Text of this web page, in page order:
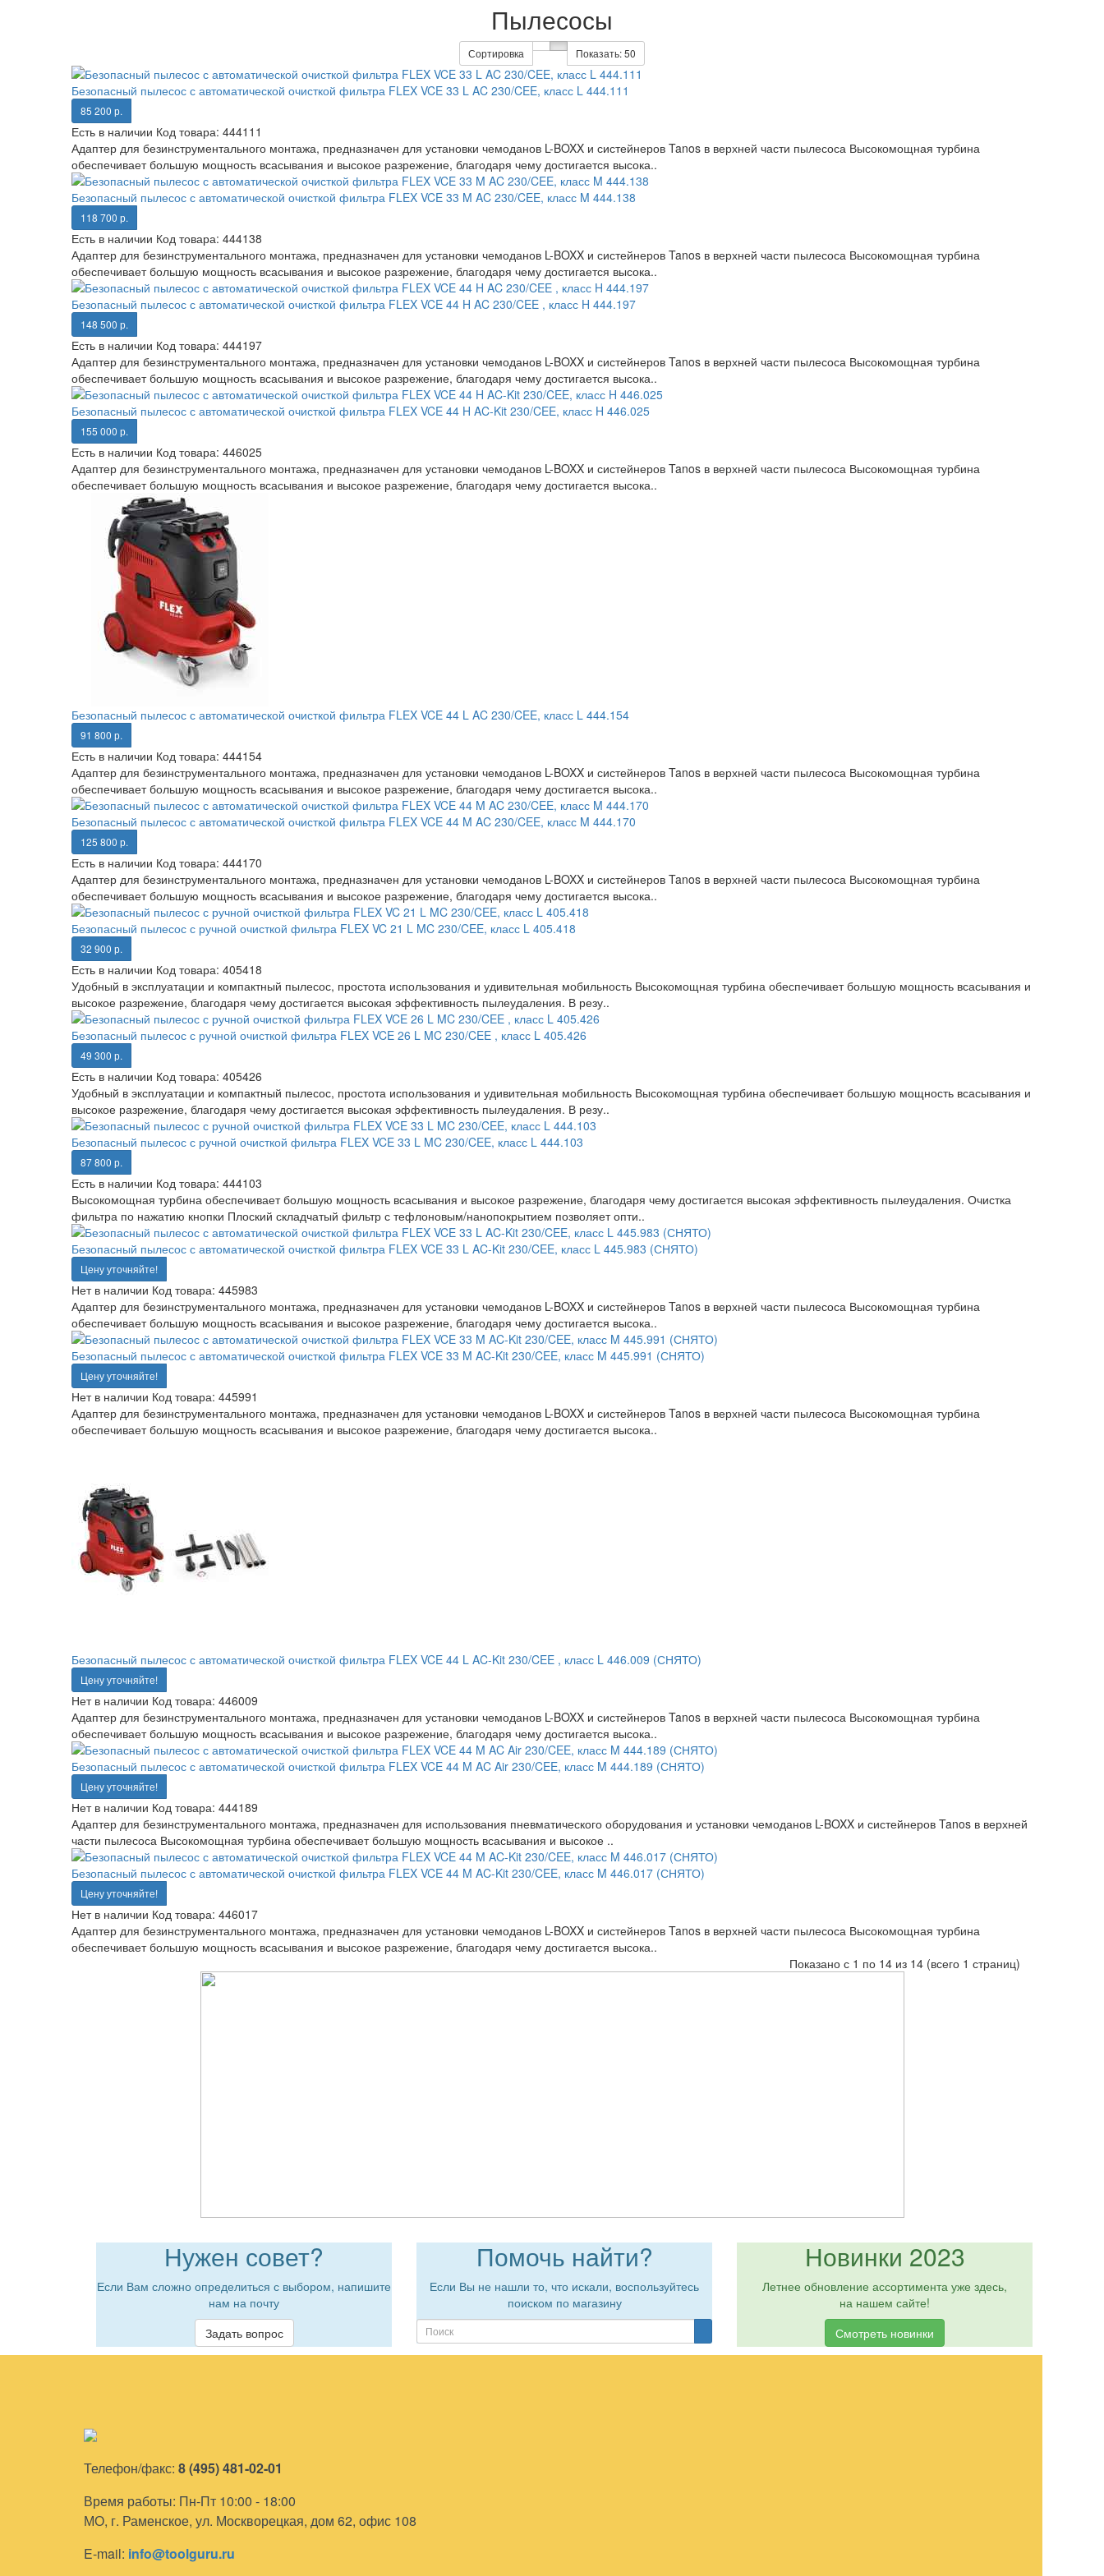
Пылесосы
Сортировка Показать:50
Безопасный пылесос с автоматической очисткой фильтра FLEX VCE 33 L AC 230/CEE, класс L 444.111
85 200 р.
Есть в наличии Код товара: 444111
Адаптер для безинструментального монтажа, предназначен для установки чемоданов L-BOXX и систейнеров Tanos в верхней части пылесоса Высокомощная турбина
обеспечивает большую мощность всасывания и высокое разрежение, благодаря чему достигается высока..
Безопасный пылесос с автоматической очисткой фильтра FLEX VCE 33 M AC 230/CEE, класс M 444.138
118 700 р.
Есть в наличии Код товара: 444138
Адаптер для безинструментального монтажа, предназначен для установки чемоданов L-BOXX и систейнеров Tanos в верхней части пылесоса Высокомощная турбина
обеспечивает большую мощность всасывания и высокое разрежение, благодаря чему достигается высока..
Безопасный пылесос с автоматической очисткой фильтра FLEX VCE 44 H AC 230/CEE , класс H 444.197
148 500 р.
Есть в наличии Код товара: 444197
Адаптер для безинструментального монтажа, предназначен для установки чемоданов L-BOXX и систейнеров Tanos в верхней части пылесоса Высокомощная турбина
обеспечивает большую мощность всасывания и высокое разрежение, благодаря чему достигается высока..
Безопасный пылесос с автоматической очисткой фильтра FLEX VCE 44 H AC-Kit 230/CEE, класс H 446.025
155 000 р.
Есть в наличии Код товара: 446025
Адаптер для безинструментального монтажа, предназначен для установки чемоданов L-BOXX и систейнеров Tanos в верхней части пылесоса Высокомощная турбина
обеспечивает большую мощность всасывания и высокое разрежение, благодаря чему достигается высока..
Безопасный пылесос с автоматической очисткой фильтра FLEX VCE 44 L AC 230/CEE, класс L 444.154
91 800 р.
Есть в наличии Код товара: 444154
Адаптер для безинструментального монтажа, предназначен для установки чемоданов L-BOXX и систейнеров Tanos в верхней части пылесоса Высокомощная турбина
обеспечивает большую мощность всасывания и высокое разрежение, благодаря чему достигается высока..
Безопасный пылесос с автоматической очисткой фильтра FLEX VCE 44 M AC 230/CEE, класс M 444.170
125 800 р.
Есть в наличии Код товара: 444170
Адаптер для безинструментального монтажа, предназначен для установки чемоданов L-BOXX и систейнеров Tanos в верхней части пылесоса Высокомощная турбина
обеспечивает большую мощность всасывания и высокое разрежение, благодаря чему достигается высока..
Безопасный пылесос с ручной очисткой фильтра FLEX VC 21 L MC 230/CEE, класс L 405.418
32 900 р.
Есть в наличии Код товара: 405418
Удобный в эксплуатации и компактный пылесос, простота использования и удивительная мобильность Высокомощная турбина обеспечивает большую мощность всасывания и
высокое разрежение, благодаря чему достигается высокая эффективность пылеудаления. В резу..
Безопасный пылесос с ручной очисткой фильтра FLEX VCE 26 L MC 230/CEE , класс L 405.426
49 300 р.
Есть в наличии Код товара: 405426
Удобный в эксплуатации и компактный пылесос, простота использования и удивительная мобильность Высокомощная турбина обеспечивает большую мощность всасывания и
высокое разрежение, благодаря чему достигается высокая эффективность пылеудаления. В резу..
Безопасный пылесос с ручной очисткой фильтра FLEX VCE 33 L MC 230/CEE, класс L 444.103
87 800 р.
Есть в наличии Код товара: 444103
Высокомощная турбина обеспечивает большую мощность всасывания и высокое разрежение, благодаря чему достигается высокая эффективность пылеудаления. Очистка
фильтра по нажатию кнопки Плоский складчатый фильтр с тефлоновым/нанопокрытием позволяет опти..
Безопасный пылесос с автоматической очисткой фильтра FLEX VCE 33 L AC-Kit 230/CEE, класс L 445.983 (СНЯТО)
Цену уточняйте!
Нет в наличии Код товара: 445983
Адаптер для безинструментального монтажа, предназначен для установки чемоданов L-BOXX и систейнеров Tanos в верхней части пылесоса Высокомощная турбина
обеспечивает большую мощность всасывания и высокое разрежение, благодаря чему достигается высока..
Безопасный пылесос с автоматической очисткой фильтра FLEX VCE 33 M AC-Kit 230/CEE, класс M 445.991 (СНЯТО)
Цену уточняйте!
Нет в наличии Код товара: 445991
Адаптер для безинструментального монтажа, предназначен для установки чемоданов L-BOXX и систейнеров Tanos в верхней части пылесоса Высокомощная турбина
обеспечивает большую мощность всасывания и высокое разрежение, благодаря чему достигается высока..
Безопасный пылесос с автоматической очисткой фильтра FLEX VCE 44 L AC-Kit 230/CEE , класс L 446.009 (СНЯТО)
Цену уточняйте!
Нет в наличии Код товара: 446009
Адаптер для безинструментального монтажа, предназначен для установки чемоданов L-BOXX и систейнеров Tanos в верхней части пылесоса Высокомощная турбина
обеспечивает большую мощность всасывания и высокое разрежение, благодаря чему достигается высока..
Безопасный пылесос с автоматической очисткой фильтра FLEX VCE 44 M AC Air 230/CEE, класс M 444.189 (СНЯТО)
Цену уточняйте!
Нет в наличии Код товара: 444189
Адаптер для безинструментального монтажа, предназначен для использования пневматического оборудования и установки чемоданов L-BOXX и систейнеров Tanos в верхней
части пылесоса Высокомощная турбина обеспечивает большую мощность всасывания и высокое ..
Безопасный пылесос с автоматической очисткой фильтра FLEX VCE 44 M AC-Kit 230/CEE, класс M 446.017 (СНЯТО)
Цену уточняйте!
Нет в наличии Код товара: 446017
Адаптер для безинструментального монтажа, предназначен для установки чемоданов L-BOXX и систейнеров Tanos в верхней части пылесоса Высокомощная турбина
обеспечивает большую мощность всасывания и высокое разрежение, благодаря чему достигается высока..
Показано с 1 по 14 из 14 (всего 1 страниц)
Нужен совет?
Если Вам сложно определиться с выбором, напишите
нам на почту
Задать вопрос
Помочь найти?
Если Вы не нашли то, что искали, воспользуйтесь
поиском по магазину
Новинки 2023
Летнее обновление ассортимента уже здесь,
на нашем сайте!
Смотреть новинки
Телефон/факс: 8 (495) 481-02-01
Время работы: Пн-Пт 10:00 - 18:00
МО, г. Раменское, ул. Москворецкая, дом 62, офис 108
E-mail: info@toolguru.ru